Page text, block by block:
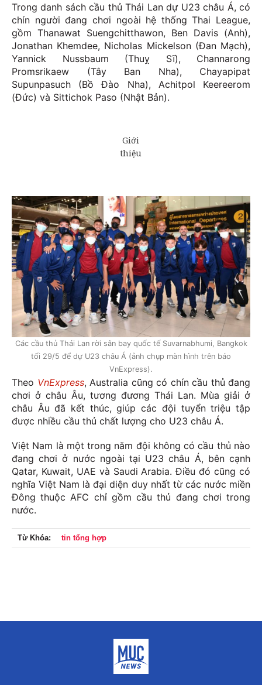
Trong danh sách cầu thủ Thái Lan dự U23 châu Á, có
chín người đang chơi ngoài hệ thống Thai League,
gồm Thanawat Suengchitthawon, Ben Davis (Anh),
Jonathan Khemdee, Nicholas Mickelson (Đan Mạch),
Yannick Nussbaum (Thuỵ Sĩ), Channarong
Promsrikaew (Tây Ban Nha), Chayapipat
Supunpasuch (Bồ Đào Nha), Achitpol Keereerom
(Đức) và Sittichok Paso (Nhật Bản).
Các cầu thủ Thái Lan rời sân bay quốc tế Suvarnabhumi, Bangkok
tối 29/5 để dự U23 châu Á (ảnh chụp màn hình trên báo
VnExpress).
Theo VnExpress, Australia cũng có chín cầu thủ đang
chơi ở châu Âu, tương đương Thái Lan. Mùa giải ở
châu Âu đã kết thúc, giúp các đội tuyển triệu tập
được nhiều cầu thủ chất lượng cho U23 châu Á.
Việt Nam là một trong năm đội không có cầu thủ nào
đang chơi ở nước ngoài tại U23 châu Á, bên cạnh
Qatar, Kuwait, UAE và Saudi Arabia. Điều đó cũng có
nghĩa Việt Nam là đại diện duy nhất từ các nước miền
Đông thuộc AFC chỉ gồm cầu thủ đang chơi trong
nước.
Từ Khóa: tin tổng hợp